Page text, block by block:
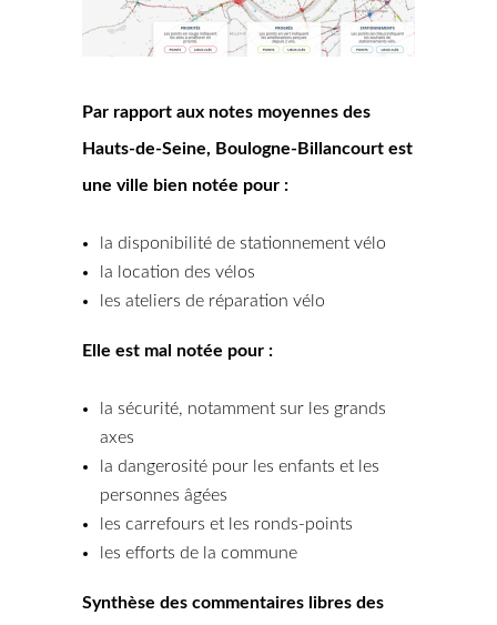
Par rapport aux notes moyennes des
Hauts-de-Seine, Boulogne-Billancourt est
une ville bien notée pour :
la disponibilité de stationnement vélo
la location des vélos
les ateliers de réparation vélo
Elle est mal notée pour :
la sécurité, notamment sur les grands
axes
la dangerosité pour les enfants et les
personnes âgées
les carrefours et les ronds-points
les efforts de la commune
Synthèse des commentaires libres des